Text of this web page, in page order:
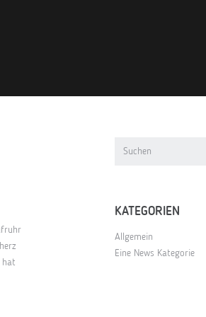
hat
KATEGORIEN
Allgemein
Eine News Kategorie